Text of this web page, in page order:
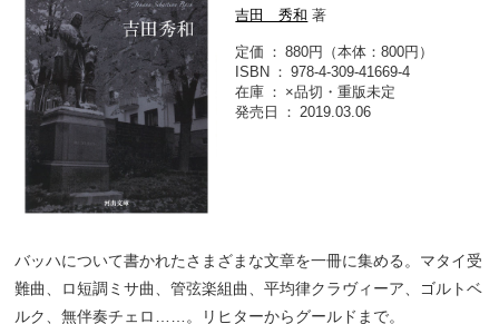
吉田 秀和 著
定価
880円（本体：800円）
ISBN
978-4-309-41669-4
在庫
×品切・重版未定
発売日
2019.03.06
バッハについて書かれたさまざまな文章を一冊に集める。マタイ受
難曲、ロ短調ミサ曲、管弦楽組曲、平均律クラヴィーア、ゴルトベ
ルク、無伴奏チェロ……。リヒターからグールドまで。